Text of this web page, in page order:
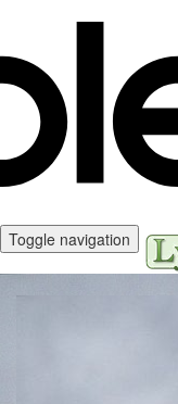
Toggle navigation